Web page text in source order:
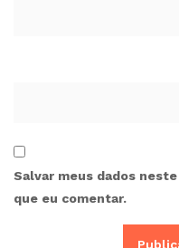
Salvar meus dados
que eu comentar.